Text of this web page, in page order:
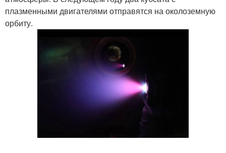
плазменными двигателями отправятся на околоземную
орбиту.